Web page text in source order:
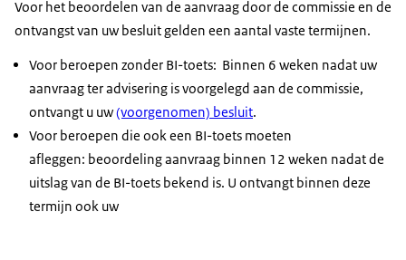
Voor het beoordelen van de aanvraag door de commissie en de
ontvangst van uw besluit gelden een aantal vaste termijnen.
Voor beroepen zonder BI-toets: Binnen 6 weken nadat uw
aanvraag ter advisering is voorgelegd aan de commissie,
ontvangt u uw(voorgenomen) besluit.
Voor beroepen die ook een BI-toets moeten
afleggen: beoordeling aanvraag binnen 12 weken nadat de
uitslag van de BI-toets bekend is. U ontvangt binnen deze
termijn ook uw